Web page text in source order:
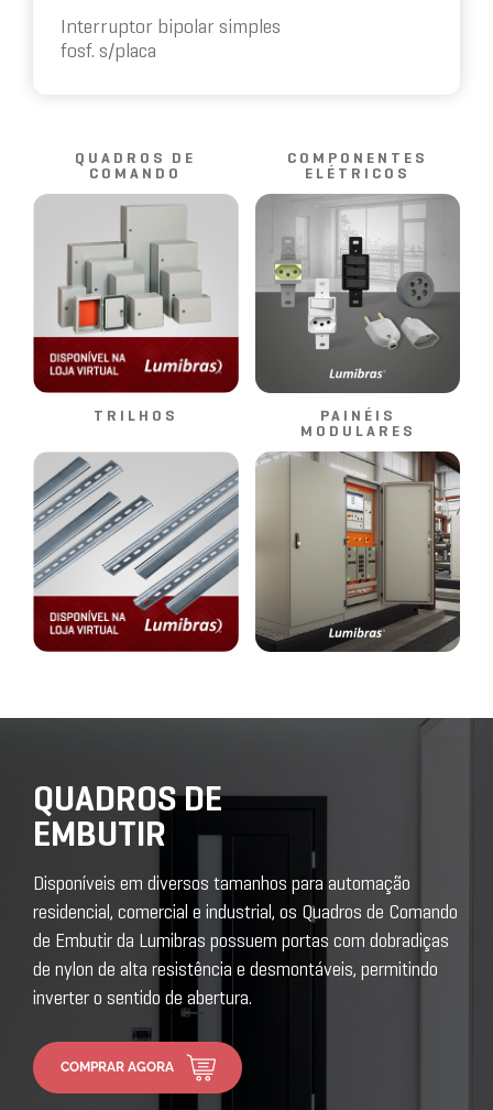
Interruptor bipolar simples
fosf. s/placa
QUADROS DE
COMANDO
COMPONENTES
ELÉTRICOS
TRILHOS
PAINÉIS
MODULARES
QUADROS DE
EMBUTIR
Disponíveis em diversos tamanhos para automação
residencial, comercial e industrial, os Quadros de Comando
de Embutir da Lumibras possuem portas com dobradiças
de nylon de alta resistência e desmontáveis, permitindo
inverter o sentido de abertura.
COMPRAR AGORA